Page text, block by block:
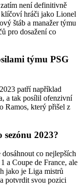
není definitivně
klíčoví hráči jako Lionel
štáb a manažer týmu
pro dosažení co
týmu PSG
patří například
a tak posílil ofenzivní
Ramos, který přišel z
2023?
co nejlepších
a Coupe de France, ale
jako je Liga mistrů
potvrdit svou pozici